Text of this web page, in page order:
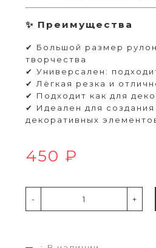
✨ Преимущества
✔ Большой размер
творчества
✔ Универсален:
✔ Лёгкая резка и
✔ Подходит как для
✔ Идеален для
декоративных
450 ₽
- +